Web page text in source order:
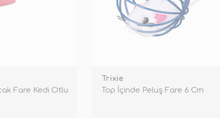
Fare Kedi Otlu
Trixie
Top İçinde Peluş Fare 6 Cm